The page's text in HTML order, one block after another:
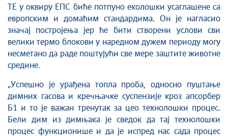
ТЕ у оквиру ЕПС биће потпуно еколошки усаглашене са
европским и домаћим стандардима. Он је нагласио
значај постројења јер ће бити створени услови сви
велики термо блокови у наредном дужем периоду могу
несметано да раде поштујући све мере заштите животне
средине.
„Успешно је урађена топла проба, односно пуштање
димних гасова и кречњачке суспензије кроз апсорбер
Б1 и то је важан тренутак за цео технолошки процес.
Бели дим из димњака је сведок да тај технолошки
процес функционише и да је испред нас сада процес